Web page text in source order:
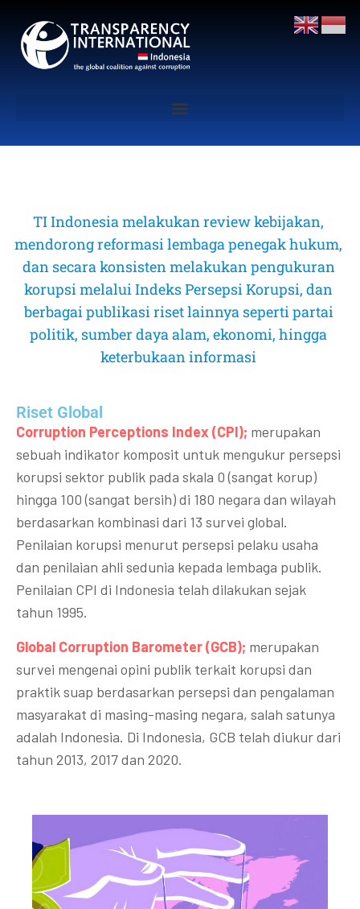
TI Indonesia melakukan review kebijakan,
mendorong reformasi lembaga penegak hukum,
dan secara konsisten melakukan pengukuran
korupsi melalui Indeks Persepsi Korupsi, dan
berbagai publikasi riset lainnya seperti partai
politik, sumber daya alam, ekonomi, hingga
keterbukaan informasi
Riset Global​
Corruption Perceptions Index (CPI); merupakan
sebuah indikator komposit untuk mengukur persepsi
korupsi sektor publik pada skala 0 (sangat korup)
hingga 100 (sangat bersih) di 180 negara dan wilayah
berdasarkan kombinasi dari 13 survei global.
Penilaian korupsi menurut persepsi pelaku usaha
dan penilaian ahli sedunia kepada lembaga publik.
Penilaian CPI di Indonesia telah dilakukan sejak
tahun 1995.
Global Corruption Barometer (GCB); merupakan
survei mengenai opini publik terkait korupsi dan
praktik suap berdasarkan persepsi dan pengalaman
masyarakat di masing-masing negara, salah satunya
adalah Indonesia. Di Indonesia, GCB telah diukur dari
tahun 2013, 2017 dan 2020.